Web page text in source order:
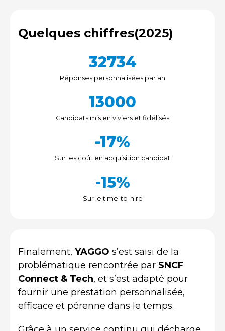
Quelques chiffres(2025)
32734
Réponses personnalisées par an
13000
Candidats mis en viviers et fidélisés
-17%
Sur les coût en acquisition candidat
-15%
Sur le time-to-hire
Finalement, YAGGO s’est saisi de la
problématique rencontrée par SNCF
Connect & Tech, et s’est adapté pour
fournir une prestation personnalisée,
efficace et pérenne dans le temps.